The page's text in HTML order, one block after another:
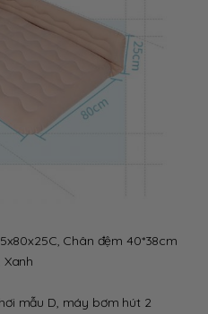
Chân đệm 40*38cm
Xanh
mẫu D, máy bơm hút 2